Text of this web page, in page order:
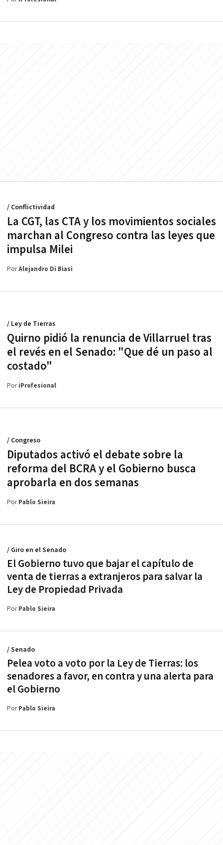
La CGT, las CTA y los movimientos sociales
marchan al Congreso contra las leyes que
impulsa Milei
/ Conflictividad
PorAlejandro Di Biasi
Quirno pidió la renuncia de Villarruel tras
el revés en el Senado: "Que dé un paso al
costado"
/ Ley de Tierras
PoriProfesional
Diputados activó el debate sobre la
reforma del BCRA y el Gobierno busca
aprobarla en dos semanas
/ Congreso
PorPablo Sieira
El Gobierno tuvo que bajar el capítulo de
venta de tierras a extranjeros para salvar la
Ley de Propiedad Privada
/ Giro en el Senado
PorPablo Sieira
Pelea voto a voto por la Ley de Tierras: los
senadores a favor, en contra y una alerta para
el Gobierno
/ Senado
PorPablo Sieira